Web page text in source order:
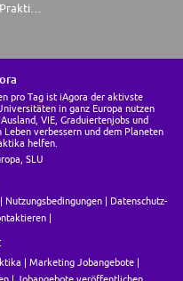
pro Tag ist iAgora der aktivste
in ganz Europa nutzen
VIE, Graduiertenjobs und
verbessern und dem Planeten
helfen.
SLU
Nutzungsbedingungen
Datenschutz-
Marketing Jobangebote